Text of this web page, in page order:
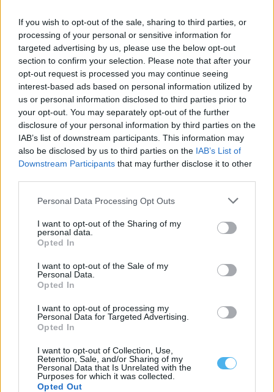
If you wish to opt-out of the sale, sharing to third parties, or
processing of your personal or sensitive information for
targeted advertising by us, please use the below opt-out
section to confirm your selection. Please note that after your
opt-out request is processed you may continue seeing
interest-based ads based on personal information utilized by
us or personal information disclosed to third parties prior to
your opt-out. You may separately opt-out of the further
disclosure of your personal information by third parties on the
IAB’s list of downstream participants. This information may
also be disclosed by us to third parties on the IAB’s List of
Downstream Participants that may further disclose it to other
Personal Data Processing Opt Outs
I want to opt-out of the Sharing of my
personal data.
Opted In
I want to opt-out of the Sale of my
Personal Data.
Opted In
I want to opt-out of processing my
Personal Data for Targeted Advertising.
Opted In
I want to opt-out of Collection, Use,
Retention, Sale, and/or Sharing of my
Personal Data that Is Unrelated with the
Purposes for which it was collected.
Opted Out
A Agenda Mobilizadora NEXUS concluiu, no final de junho, o
7 Agosto, 2026 - 21:00